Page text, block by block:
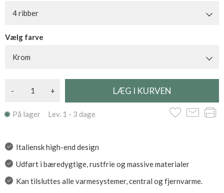
4 ribber
Vælg farve
Krom
- +
På lager Lev. 1 - 3 dage
Italiensk high-end design
Udført i bæredygtige, rustfrie og massive materialer
Kan tilsluttes alle varmesystemer, central og fjernvarme.